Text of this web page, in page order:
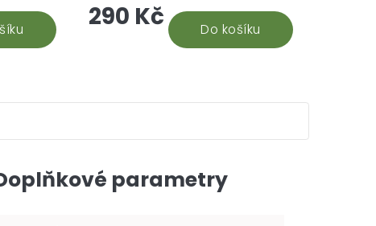
Vysoká
290 Kč Do košíku
tak CBD olej 5% je to nejlepší při
volbě počáteční investice....
parametry